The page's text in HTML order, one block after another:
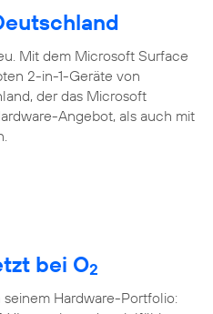
Mit dem Microsoft Surface
2-in-1-Geräte von
der das Microsoft
Angebot, als auch mit
bei O2
Hardware-Portfolio: